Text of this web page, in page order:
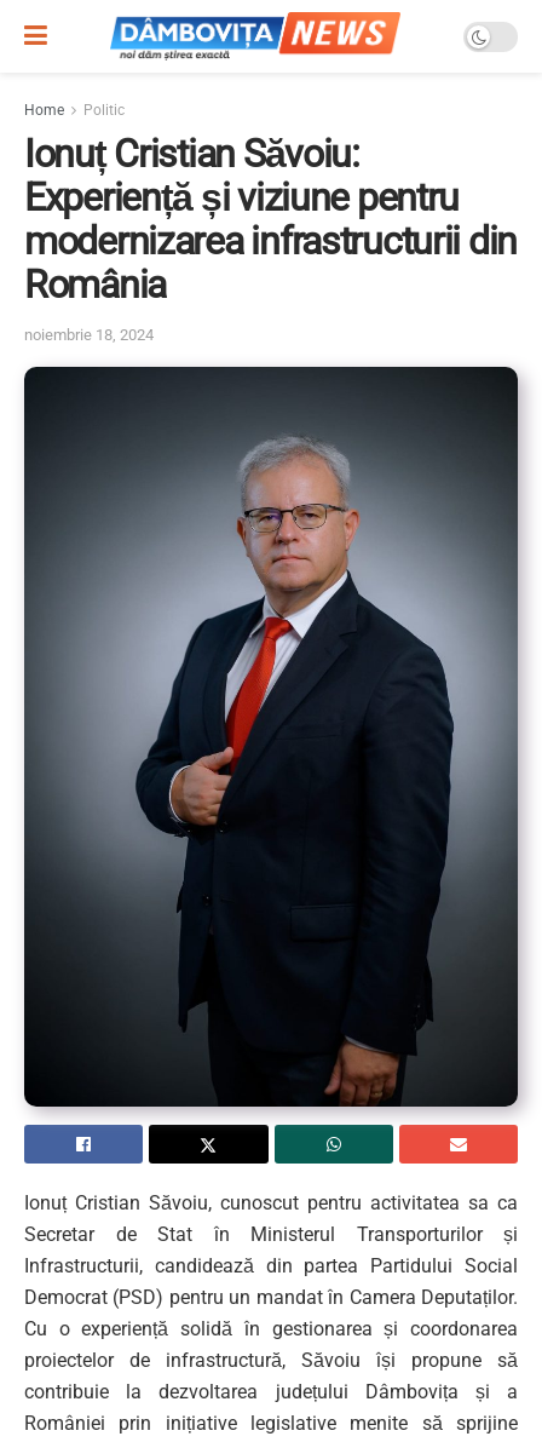
Home Politic
Ionuț Cristian Săvoiu:
Experiență și viziune pentru
modernizarea infrastructurii din
România
noiembrie 18, 2024
Ionuț Cristian Săvoiu, cunoscut pentru activitatea sa ca
Secretar de Stat în Ministerul Transporturilor și
Infrastructurii, candidează din partea Partidului Social
Democrat (PSD) pentru un mandat în Camera Deputaților.
Cu o experiență solidă în gestionarea și coordonarea
proiectelor de infrastructură, Săvoiu își propune să
contribuie la dezvoltarea județului Dâmbovița și a
României prin inițiative legislative menite să sprijine